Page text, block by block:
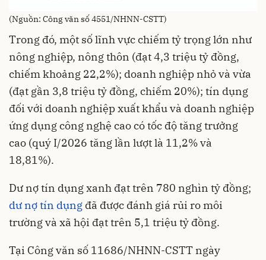
(Nguồn: Công văn số 4551/NHNN-CSTT)
Trong đó, một số lĩnh vực chiếm tỷ trọng lớn như
nông nghiệp, nông thôn (đạt 4,3 triệu tỷ đồng,
chiếm khoảng 22,2%); doanh nghiệp nhỏ và vừa
(đạt gần 3,8 triệu tỷ đồng, chiếm 20%); tín dụng
đối với doanh nghiệp xuất khẩu và doanh nghiệp
ứng dụng công nghệ cao có tốc độ tăng trưởng
cao (quý I/2026 tăng lần lượt là 11,2% và
18,81%).
Dư nợ tín dụng xanh đạt trên 780 nghìn tỷ đồng;
dư nợ tín dụng đã được đánh giá rủi ro môi
trường và xã hội đạt trên 5,1 triệu tỷ đồng.
Tại Công văn số 11686/NHNN-CSTT ngày